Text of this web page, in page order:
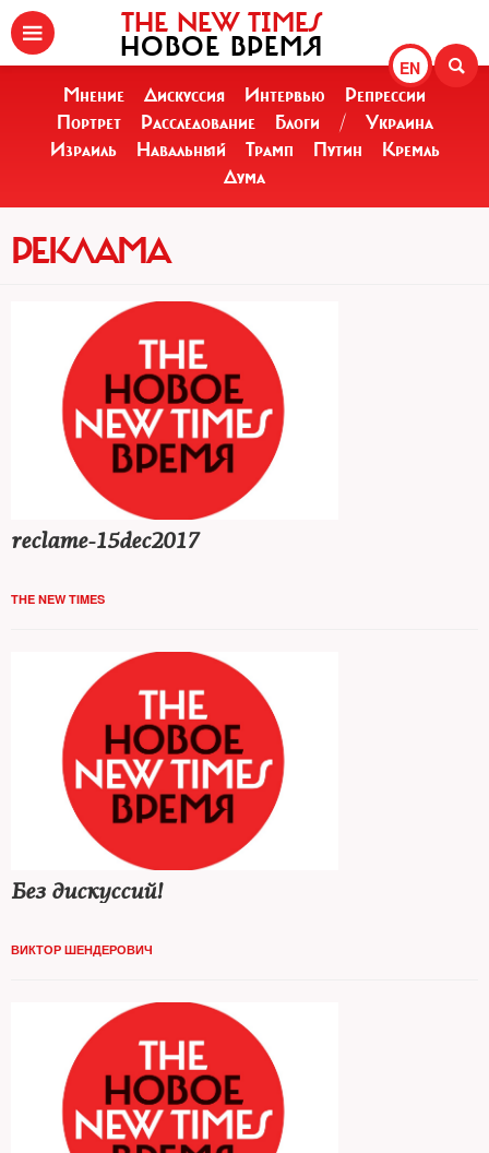
EN
THE NEW TIMES
НОВОЕ ВРЕМЯ
Мнение Дискуссия Интервью
Репрессии
Портрет
Расследование Блоги /
Украина
Израиль
Навальный Трамп Путин
Кремль
Дума
РЕКЛАМА
reclame-15dec2017
THE NEW TIMES
Без дискуссий!
ВИКТОР ШЕНДЕРОВИЧ